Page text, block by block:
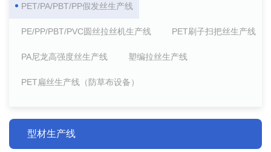
PET/PA/PBT/PP假发丝生产线
PE/PP/PBT/PVC圆丝拉丝机生产线 PET刷子扫把丝生产线
PA尼龙高强度丝生产线 塑编拉丝生产线
PET扁丝生产线（防草布设备）
型材生产线